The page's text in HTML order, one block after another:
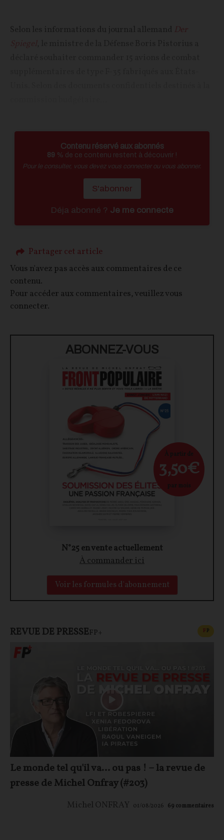
Der
Contenu réservé aux abonnés
89 % de ce contenu restent à découvrir !
Pour le consulter, vous devez vous connecter ou vous abonner.
S'abonner
Déja abonné ? Je me connecte
Partager cet article
Vous n'avez pas accès aux commentaires de ce
contenu.
Pour accéder aux commentaires, veuillez vous
connecter.
ABONNEZ-VOUS
N°25 en vente actuellement
À commander ici
Voir les formules d'abonnement
À partir de
3,50€
par mois
REVUE DE PRESSEFP+ FP
Le monde tel qu'il va… ou pas ! – la revue de
presse de Michel Onfray (#203)
Michel ONFRAY 01/08/2026 69 commentaires